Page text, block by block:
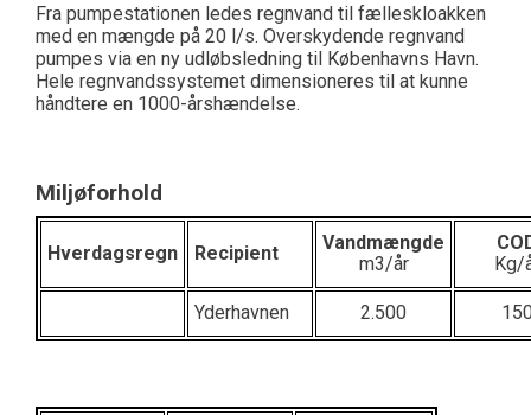
Fra pumpestationen ledes regnvand til fælleskloakken
med en mængde på 20 l/s. Overskydende regnvand
pumpes via en ny udløbsledning til Københavns Havn.
Hele regnvandssystemet dimensioneres til at kunne
håndtere en 1000-årshændelse.
Miljøforhold
Hverdagsregn Recipient
Vandmængde
m3/år
Kg/
Yderhavnen 2.500